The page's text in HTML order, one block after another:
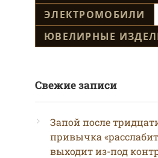
ЭЛЕКТРОМОБИЛИ
ЮВЕЛИРНЫЕ
Свежие записи
Запой после
привычка
выходит из-под